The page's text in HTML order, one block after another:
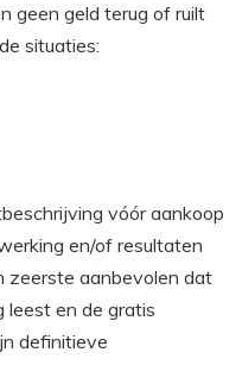
geen geld terug of ruilt
situaties:
vóór aankoop
en/of resultaten
zeerste aanbevolen dat
leest en de gratis
definitieve